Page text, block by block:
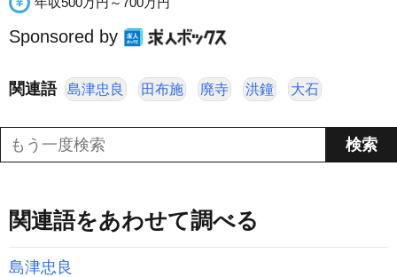
Sponsored by
関連語 島津忠良 田布施 廃寺 洪鐘 大石
関連語をあわせて調べる
島津忠良